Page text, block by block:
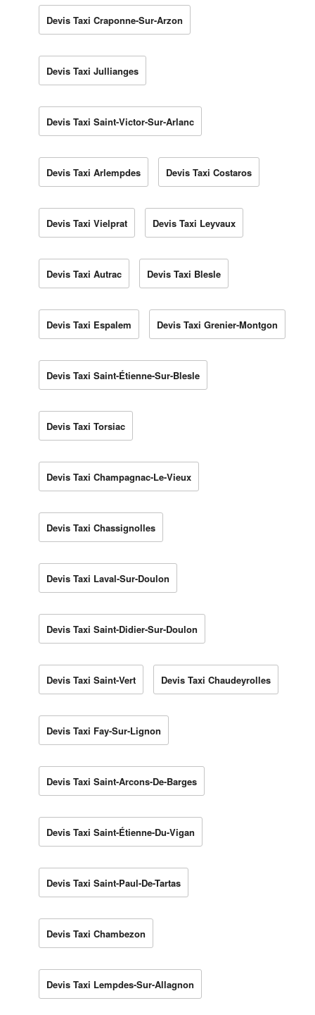
Devis Taxi Craponne-Sur-Arzon
Devis Taxi Jullianges
Devis Taxi Saint-Victor-Sur-Arlanc
Devis Taxi Arlempdes Devis Taxi Costaros
Devis Taxi Vielprat Devis Taxi Leyvaux
Devis Taxi Autrac Devis Taxi Blesle
Devis Taxi Espalem Devis Taxi Grenier-Montgon
Devis Taxi Saint-Étienne-Sur-Blesle
Devis Taxi Torsiac
Devis Taxi Champagnac-Le-Vieux
Devis Taxi Chassignolles
Devis Taxi Laval-Sur-Doulon
Devis Taxi Saint-Didier-Sur-Doulon
Devis Taxi Saint-Vert Devis Taxi Chaudeyrolles
Devis Taxi Fay-Sur-Lignon
Devis Taxi Saint-Arcons-De-Barges
Devis Taxi Saint-Étienne-Du-Vigan
Devis Taxi Saint-Paul-De-Tartas
Devis Taxi Chambezon
Devis Taxi Lempdes-Sur-Allagnon